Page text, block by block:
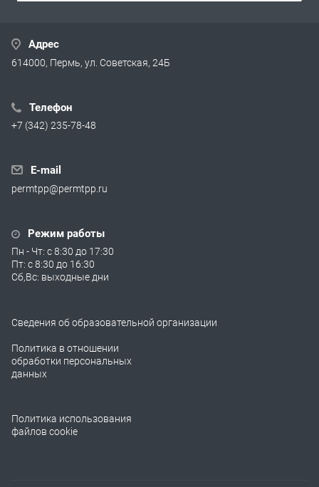
Адрес
614000, Пермь, ул. Советская, 24Б
Телефон
+7 (342) 235-78-48
E-mail
permtpp@permtpp.ru
Режим работы
Пн - Чт: с 8:30 до 17:30
Пт: с 8:30 до 16:30
Сб,Вс: выходные дни
Сведения об образовательной организации
Политика в отношении
обработки персональных
данных
Политика использования
файлов cookie